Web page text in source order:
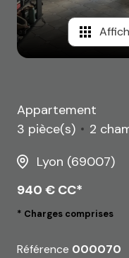
Appartement
3 pièce(s)
2
Lyon (69007)
940 € CC*
* Charges comprises
Référence 000070